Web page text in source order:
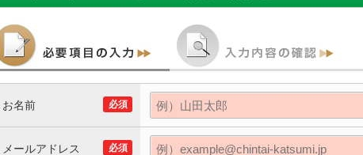
必須
お名前
必須
メールアドレス